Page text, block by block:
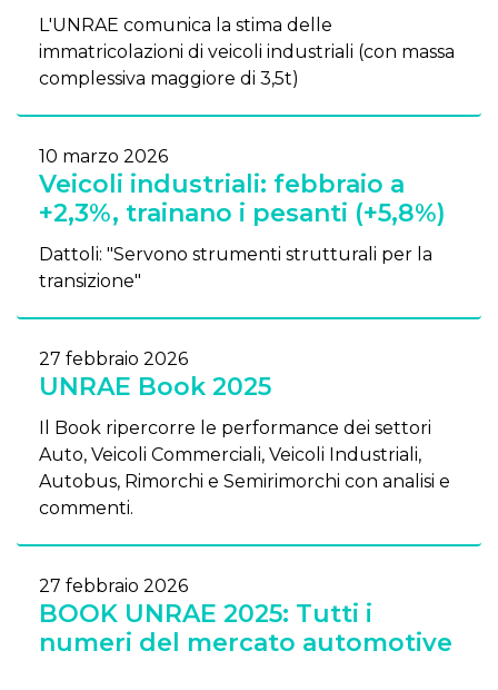
L'UNRAE comunica la stima delle
immatricolazioni di veicoli industriali (con massa
complessiva maggiore di 3,5t)
10 marzo 2026
Veicoli industriali: febbraio a
+2,3%, trainano i pesanti (+5,8%)
Dattoli: "Servono strumenti strutturali per la
transizione"
27 febbraio 2026
UNRAE Book 2025
Il Book ripercorre le performance dei settori
Auto, Veicoli Commerciali, Veicoli Industriali,
Autobus, Rimorchi e Semirimorchi con analisi e
commenti.
27 febbraio 2026
BOOK UNRAE 2025: Tutti i
numeri del mercato automotive